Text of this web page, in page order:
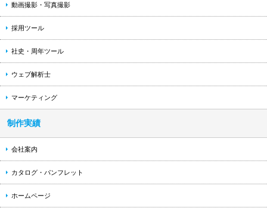
動画撮影・写真撮影
採用ツール
社史・周年ツール
ウェブ解析士
マーケティング
制作実績
会社案内
カタログ・パンフレット
ホームページ